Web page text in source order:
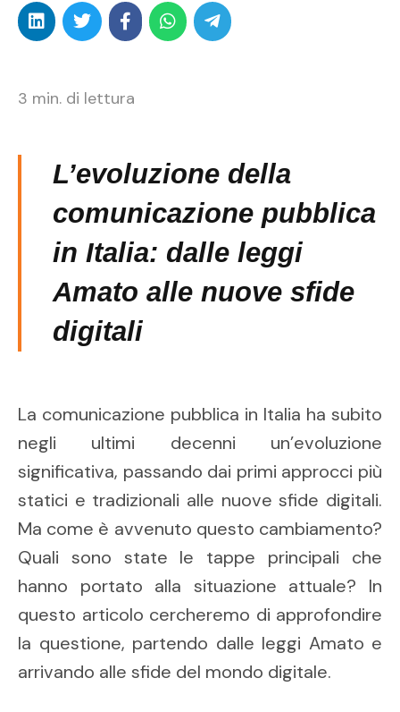
3 min. di lettura
L’evoluzione della
comunicazione pubblica
in Italia: dalle leggi
Amato alle nuove sfide
digitali
La comunicazione pubblica in Italia ha subito
negli ultimi decenni un’evoluzione
significativa, passando dai primi approcci più
statici e tradizionali alle nuove sfide digitali.
Ma come è avvenuto questo cambiamento?
Quali sono state le tappe principali che
hanno portato alla situazione attuale? In
questo articolo cercheremo di approfondire
la questione, partendo dalle leggi Amato e
arrivando alle sfide del mondo digitale.